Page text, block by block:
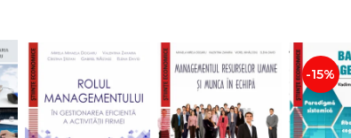
-15%